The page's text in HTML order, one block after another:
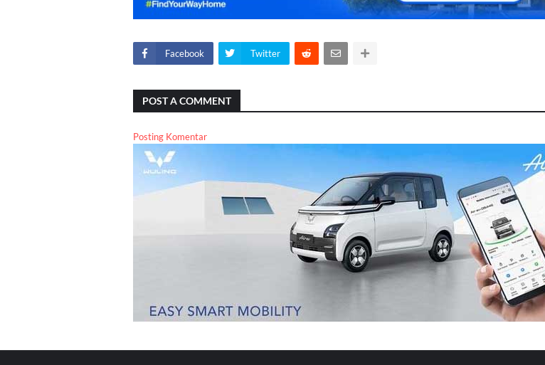
Facebook Twitter
POST A COMMENT
Posting Komentar